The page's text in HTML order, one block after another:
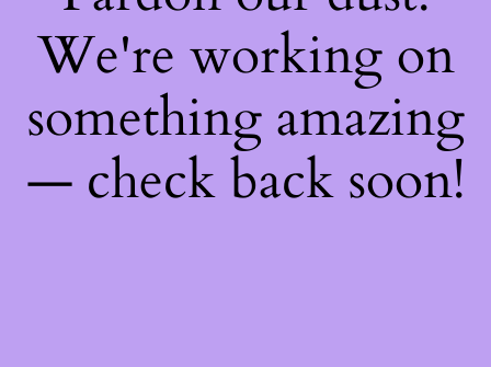
We're working on
something amazing
— check back soon!